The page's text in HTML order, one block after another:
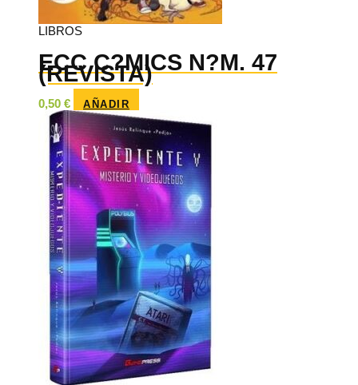
LIBROS
ECC C?MICS N?M. 47
(REVISTA)
0,50 € AÑADIR